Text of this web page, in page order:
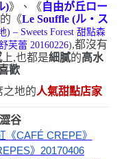
)》、 《 自由が丘ロー
的《Le Souffle (ル・ス
) – Sweets Forest甜點森
芙蕾 20160226),都沒有
上,也都是細膩的高水
歡
之地的人氣甜點店家
谷
CAFÉ CREPE》
》20170406